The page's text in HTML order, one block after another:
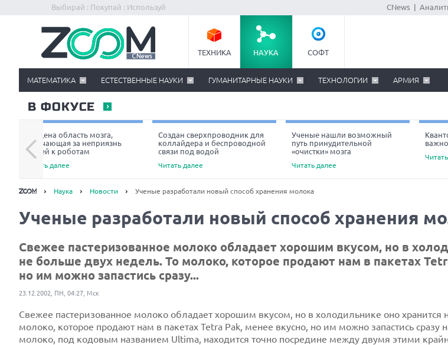
Выбирай : Покупай : Используй CNews
ТЕХНИКА НАУКА СОФТ
МАТЕМАТИКА ЕСТЕСТВЕННЫЕ НАУКИ ГУМАНИТАРНЫЕ НАУКИ ТЕХНОЛОГИИ АРМИЯ
В ФОКУСЕ
Найдена область мозга,
отвечающая за неприязнь
людей к роботам
Читать далее
Создан сверхпроводник для
коллайдера и беспроводной
связи под водой
Читать далее
Ученые нашли возможный
путь принудительной
«очистки» мозга
Читать далее
Наука Новости Ученые разработали новый способ хранения молока
Ученые разработали новый способ хранения
Свежее пастеризованное молоко обладает хорошим вкусом, но в
не больше двух недель. То молоко, которое продают нам в пакетах
но им можно запастись сразу...
23.12.2002, ПН, 04:27, Мск
Свежее пастеризованное молоко обладает хорошим вкусом, но в холодильнике оно хранится
молоко, которое продают нам в пакетах Tetra Pak, менее вкусно, но им можно запастись сразу
молоко, под кодовым названием Ultima, находится точно посредине между двумя этими